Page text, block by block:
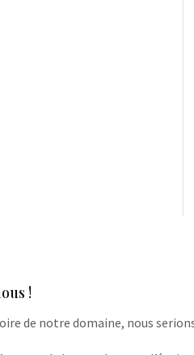
!
de notre domaine, nous